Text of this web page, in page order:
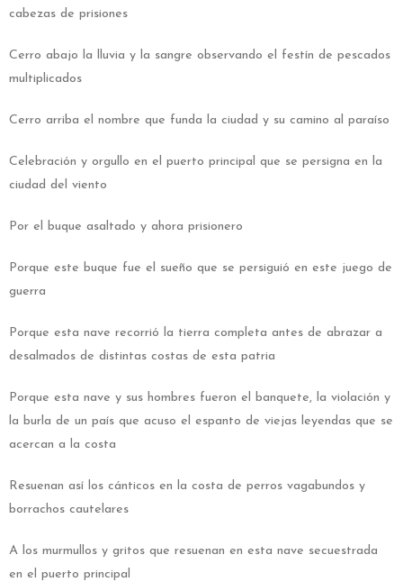
cabezas de prisiones
Cerro abajo la lluvia y la sangre observando el festín de pescados
multiplicados
Cerro arriba el nombre que funda la ciudad y su camino al paraíso
Celebración y orgullo en el puerto principal que se persigna en la
ciudad del viento
Por el buque asaltado y ahora prisionero
Porque este buque fue el sueño que se persiguió en este juego de
guerra
Porque esta nave recorrió la tierra completa antes de abrazar a
desalmados de distintas costas de esta patria
Porque esta nave y sus hombres fueron el banquete, la violación y
la burla de un país que acuso el espanto de viejas leyendas que se
acercan a la costa
Resuenan así los cánticos en la costa de perros vagabundos y
borrachos cautelares
A los murmullos y gritos que resuenan en esta nave secuestrada
en el puerto principal